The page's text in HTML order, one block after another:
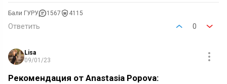
Бали ГУРУ 1567 4115
Ответить 0
Lisa
09/01/23
Рекомендация от Anastasia Popova: